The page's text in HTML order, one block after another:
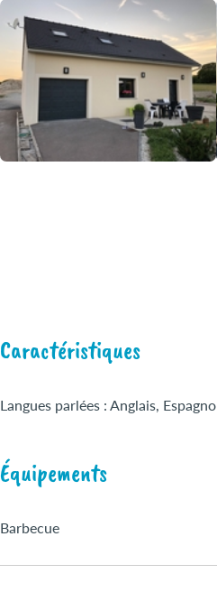
Caractéristiques
Langues parlées : Anglais,
Équipements
Barbecue